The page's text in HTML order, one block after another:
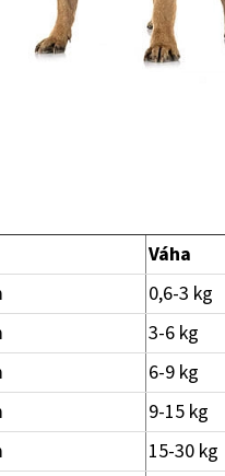
Váha
0,6-3 kg
3-6 kg
6-9 kg
9-15 kg
15-30 kg